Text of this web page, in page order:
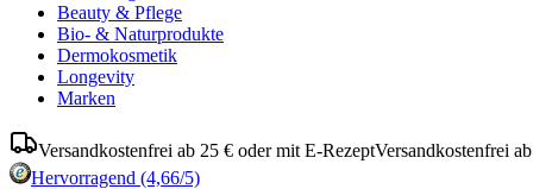
Beauty & Pflege
Bio- & Naturprodukte
Dermokosmetik
Longevity
Marken
Versandkostenfrei ab 25 € oder mit E-RezeptVersandkostenfrei
Hervorragend (4,66/5)